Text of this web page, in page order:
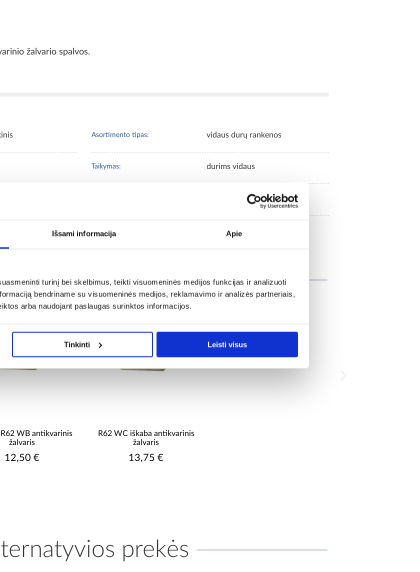
Išsami informacija Apie
turinį bei skelbimus, teikti visuomeninės medijos funkcijas ir analizuoti
bendriname su visuomeninės medijos, reklamavimo ir analizės partneriais,
arba naudojant paslaugas surinktos informacijos.
Tinkinti Leisti visus
žalvario spalvos.
Asortimento tipas: vidaus durų rankenos
Taikymas: durims vidaus
produktai
WB antikvarinis
žalvaris
12,50 €
R62 WC iškaba antikvarinis
žalvaris
13,75 €
prekės